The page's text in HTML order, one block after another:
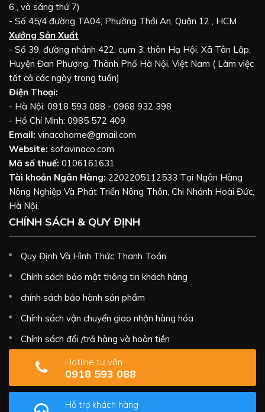
6 , và sáng thứ 7)
- Số 45/4 đường TA04, Phường Thới An, Quận 12 , HCM
Xưởng Sản Xuất
- Số 39, đường nhánh 422, cụm 3, thôn Hạ Hội, Xã Tân Lập,
Huyện Đan Phượng, Thành Phố Hà Nội, Việt Nam ( Làm việc
tất cả các ngày trong tuần)
Điện Thoại:
- Hà Nội: 0918 593 088 - 0968 932 398
- Hồ Chí Minh: 0985 572 409
Email: vinacohome@gmail.com
Website: sofavinaco.com
Mã số thuế: 0106161631
Tài khoản Ngân Hàng: 2202205112533 Tại Ngân Hàng
Nông Nghiệp Và Phát Triển Nông Thôn, Chi Nhánh Hoài Đức,
Hà Nội.
CHÍNH SÁCH & QUY ĐỊNH
Quy Định Và Hình Thức Thanh Toán
Chính sách bảo mật thông tin khách hàng
chính sách bảo hành sản phẩm
Chính sách vận chuyển giao nhận hàng hóa
Chính sách đổi /trả hàng và hoàn tiền
Hotline tư vấn
0918 593 088
Hỗ trợ khách hàng